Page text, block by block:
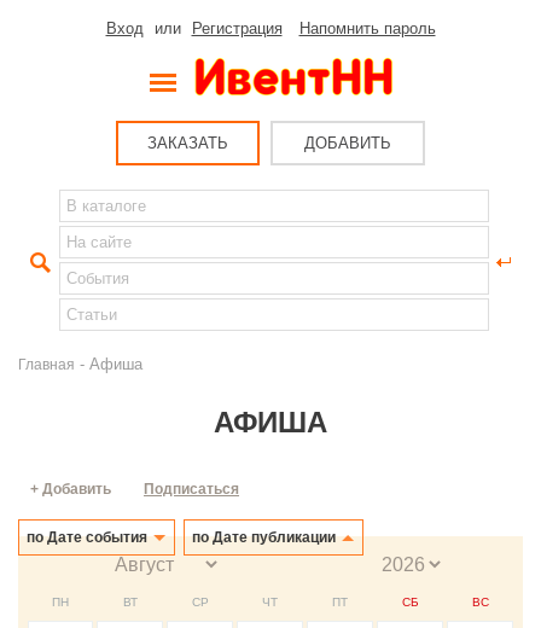
Вход или Регистрация Напомнить пароль
ЗАКАЗАТЬ ДОБАВИТЬ
Главная - Афиша
АФИША
по Дате события по Дате публикации
+ Добавить Подписаться
ПН ВТ СР ЧТ ПТ СБ ВС